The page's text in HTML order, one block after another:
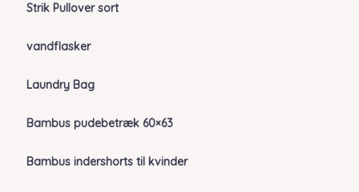
Strik Pullover sort
vandflasker
Laundry Bag
Bambus pudebetræk 60×63
Bambus indershorts til kvinder